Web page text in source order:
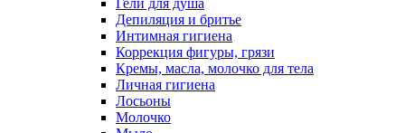
Гели для душа
Депиляция и бритье
Интимная гигиена
Коррекция фигуры, грязи
Кремы, масла, молочко для тела
Личная гигиена
Лосьоны
Молочко